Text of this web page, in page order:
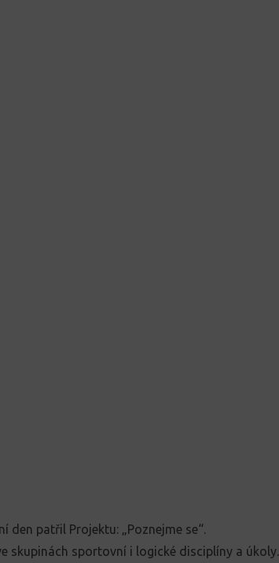
den patřil Projektu: „Poznejme se“.
skupinách sportovní i logické disciplíny a úkoly.